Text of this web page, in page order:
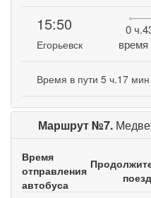
15:50
Егорьевск
0
время
Время в пути 5 ч.17 мин
Маршрут №7.
Время
отправления
автобуса